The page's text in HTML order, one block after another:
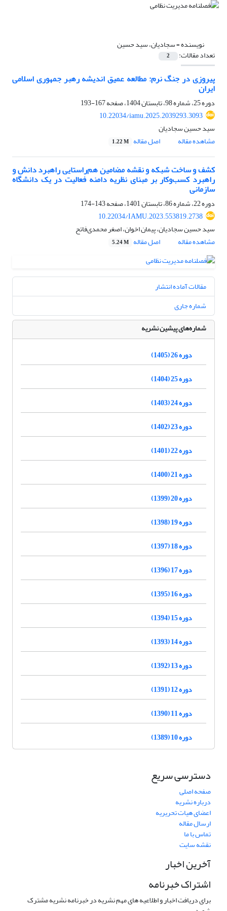
نویسنده =سجادیان، سید حسین
تعداد مقالات: 2
پیروزی در جنگ نرم: مطالعه عمیق اندیشه رهبر جمهوری اسلامی
ایران
دوره 25، شماره 98، تابستان 1404، صفحه
167-193
10.22034/iamu.2025.2039293.3093
سید حسین سجادیان
مشاهده مقاله
اصل مقاله 1.22 M
کشف و ساخت شبکه و نقشه مضامین هم‌راستایی راهبرد دانش و
راهبرد کسب‌وکار بر مبنای نظریه دامنه فعالیت در یک دانشگاه
سازمانی
دوره 22، شماره 86، تابستان 1401، صفحه
143-174
10.22034/IAMU.2023.553819.2738
سید حسین سجادیان، پیمان اخوان، اصغر محمدی‌فاتح
مشاهده مقاله
اصل مقاله 5.24 M
مقالات آماده انتشار
شماره جاری
شماره‌های پیشین نشریه
دوره 26 (1405)
دوره 25 (1404)
دوره 24 (1403)
دوره 23 (1402)
دوره 22 (1401)
دوره 21 (1400)
دوره 20 (1399)
دوره 19 (1398)
دوره 18 (1397)
دوره 17 (1396)
دوره 16 (1395)
دوره 15 (1394)
دوره 14 (1393)
دوره 13 (1392)
دوره 12 (1391)
دوره 11 (1390)
دوره 10 (1389)
دسترسی سریع
صفحه اصلی
درباره نشریه
اعضای هیات تحریریه
ارسال مقاله
تماس با ما
نقشه سایت
آخرین اخبار
اشتراک خبرنامه
برای دریافت اخبار و اطلاعیه های مهم نشریه در خبرنامه نشریه مشترک